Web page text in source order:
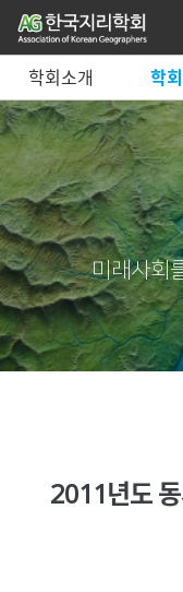
학회소개 학
미래사회
2011년도